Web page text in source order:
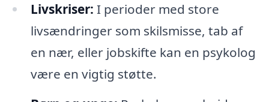
Livskriser: I perioder med store
livsændringer som skilsmisse, tab af
en nær, eller jobskifte kan en psykolog
være en vigtig støtte.